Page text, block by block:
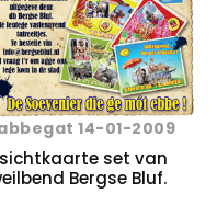
14-01-2009
set van
Bergse Bluf.